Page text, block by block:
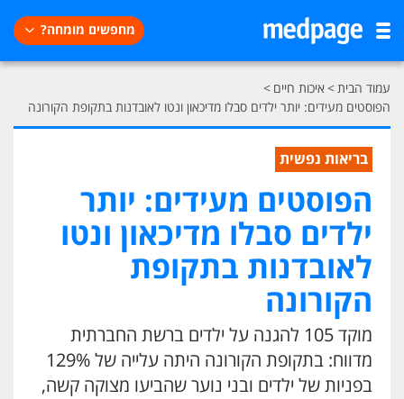
מחפשים מומחה?
עמוד הבית> איכות חיים >
הפוסטים מעידים: יותר ילדים סבלו מדיכאון ונטו לאובדנות בתקופת הקורונה
בריאות נפשית
הפוסטים מעידים: יותר
ילדים סבלו מדיכאון ונטו
לאובדנות בתקופת
הקורונה
מוקד 105 להגנה על ילדים ברשת החברתית
מדווח: בתקופת הקורונה היתה עלייה של 129%
בפניות של ילדים ובני נוער שהביעו מצוקה קשה,